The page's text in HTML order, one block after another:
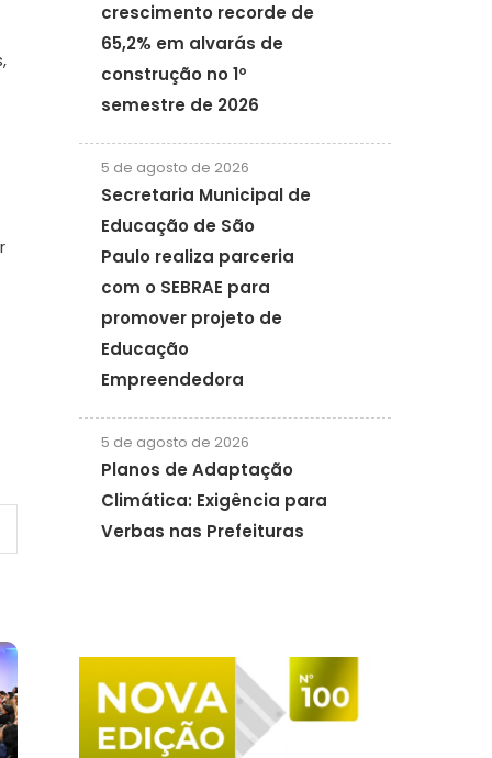
crescimento recorde de
65,2% em alvarás de
construção no 1º
semestre de 2026
5 de agosto de 2026
Secretaria Municipal de
Educação de São
Paulo realiza parceria
com o SEBRAE para
promover projeto de
Educação
Empreendedora
5 de agosto de 2026
Planos de Adaptação
Climática: Exigência para
Verbas nas Prefeituras